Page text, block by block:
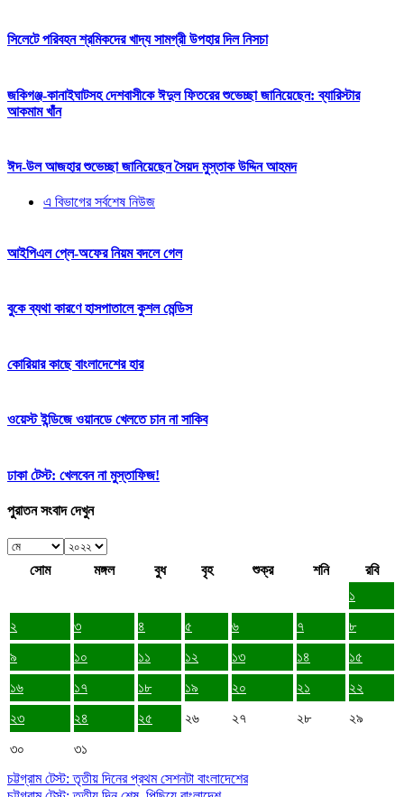
সিলেটে পরিবহন শ্রমিকদের খাদ্য সামগ্রী উপহার দিল নিসচা
জকিগঞ্জ-কানাইঘাটসহ দেশবাসীকে ঈদুল ফিতরের শুভেচ্ছা জানিয়েছেন: ব্যারিস্টার
আকমাম খাঁন
ঈদ-উল আজহার শুভেচ্ছা জানিয়েছেন সৈয়দ মুস্তাক উদ্দিন আহমদ
এ বিভাগের সর্বশেষ নিউজ
আইপিএল প্লে-অফের নিয়ম বদলে গেল
বুকে ব্যথা কারণে হাসপাতালে কুশল মেন্ডিস
কোরিয়ার কাছে বাংলাদেশের হার
ওয়েস্ট ইন্ডিজে ওয়ানডে খেলতে চান না সাকিব
ঢাকা টেস্ট: খেলবেন না মুস্তাফিজ!
পুরাতন সংবাদ দেখুন
সোম মঙ্গল বুধ বৃহ শুক্র শনি
রবি
১
২
৩ ৪ ৫ ৬ ৭
৮
৯
১০ ১১ ১২ ১৩ ১৪
১৫
১৬
১৭ ১৮ ১৯ ২০ ২১
২২
২৩
২৪ ২৫ ২৬ ২৭ ২৮
২৯
৩০
৩১
চট্টগ্রাম টেস্ট: তৃতীয় দিনের প্রথম সেশনটা বাংলাদেশের